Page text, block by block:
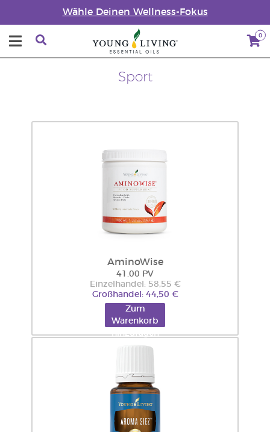
Wähle Deinen Wellness-Fokus
0
Sport
AminoWise
41.00 PV
Einzelhandel: 58,55 €
Großhandel: 44,50 €
Zum
Warenkorb
hinzufügen